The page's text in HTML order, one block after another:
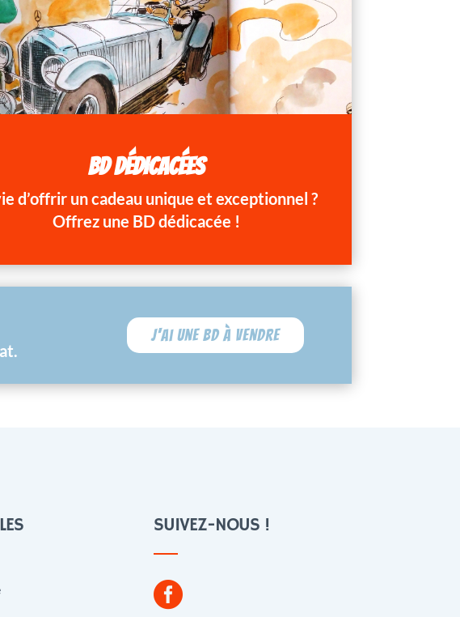
BD DÉDICACÉES
d’offrir un cadeau unique et exceptionnel ?
Offrez une BD dédicacée !
J'ai une BD à vendre
SUIVEZ-NOUS !
